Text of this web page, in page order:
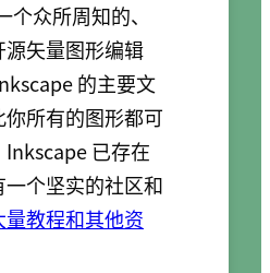
个众所周知的、
矢量图形编辑
的主要文
所有的图形都可
Inkscape 已存在
个坚实的社区和
量教程和其他资